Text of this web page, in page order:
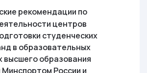
рекомендации по
центров
студенческих
в образовательных
высшего образования
России и